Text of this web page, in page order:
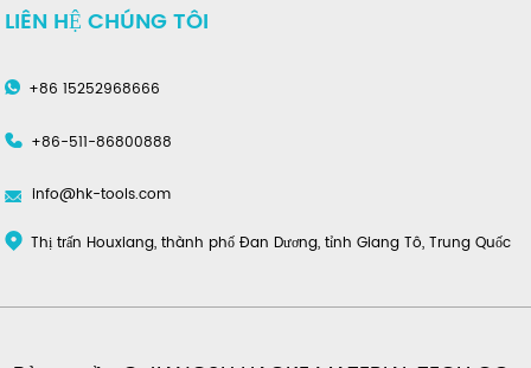
LIÊN HỆ CHÚNG TÔI
+86 15252968666
+86-511-86800888
info@hk-tools.com
Thị trấn Houxiang, thành phố Đan Dương, tỉnh Giang Tô, Trung Quốc